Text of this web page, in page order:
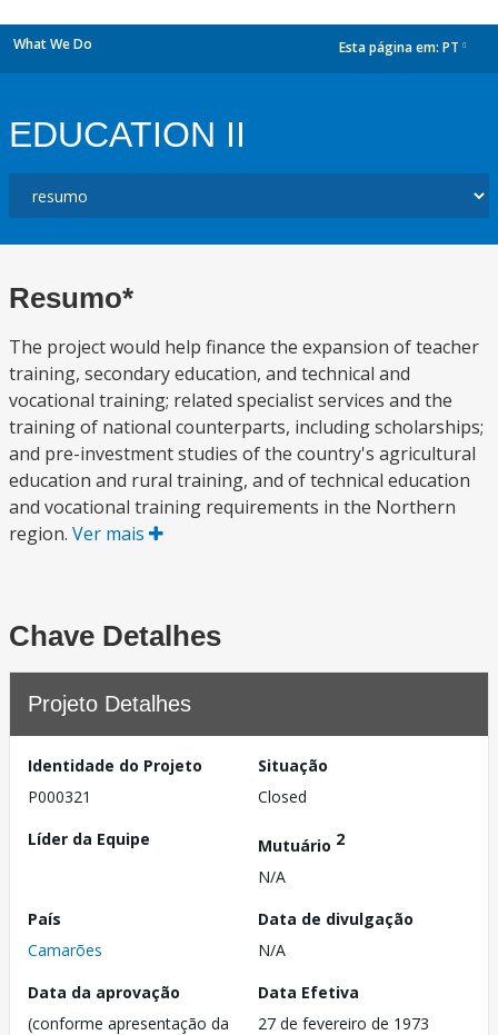
What We Do Esta página em: PT
EDUCATION II
Resumo*
The project would help finance the expansion of teacher
training, secondary education, and technical and
vocational training; related specialist services and the
training of national counterparts, including scholarships;
and pre-investment studies of the country's agricultural
education and rural training, and of technical education
and vocational training requirements in the Northern
region. Ver mais
Chave Detalhes
Projeto Detalhes
Identidade do Projeto
P000321
Situação
Closed
Líder da Equipe
Mutuário 2
N/A
País
Camarões
Data de divulgação
N/A
Data da aprovação
(conforme apresentação da
Data Efetiva
27 de fevereiro de 1973